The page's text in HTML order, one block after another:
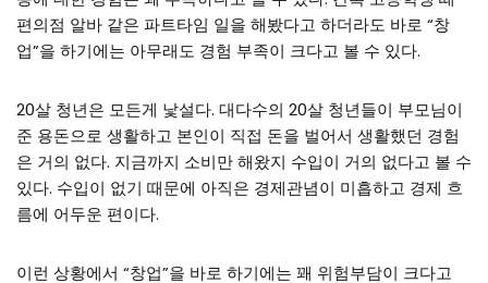
편의점 알바 같은 파트타임 일을 해봤다고 하더라도 바로 “창
업”을 하기에는 아무래도 경험 부족이 크다고 볼 수 있다.
20살 청년은 모든게 낯설다. 대다수의 20살 청년들이 부모님이
준 용돈으로 생활하고 본인이 직접 돈을 벌어서 생활했던 경험
은 거의 없다. 지금까지 소비만 해왔지 수입이 거의 없다고 볼 수
있다. 수입이 없기 때문에 아직은 경제관념이 미흡하고 경제 흐
름에 어두운 편이다.
이런 상황에서 “창업”을 바로 하기에는 꽤 위험부담이 크다고